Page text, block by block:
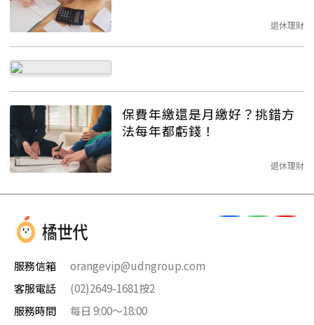
退休理財
保費年繳還是月繳好？挑錯方
法每年都虧錢！
退休理財
服務信箱
orangevip@udngroup.com
客服電話
(02)2649-1681按2
服務時間
每日 9:00～18:00